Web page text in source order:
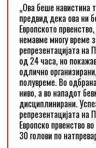
„Oва беше навистина
предвид дека ова ни
Европското
немавме многу време
репрезентацијата на
од 24 часа, но
одлично
полувреме. Во
ниво, а во нападот
дисциплинирани.
репрезентацијата на
Европско првенство
30 голови по